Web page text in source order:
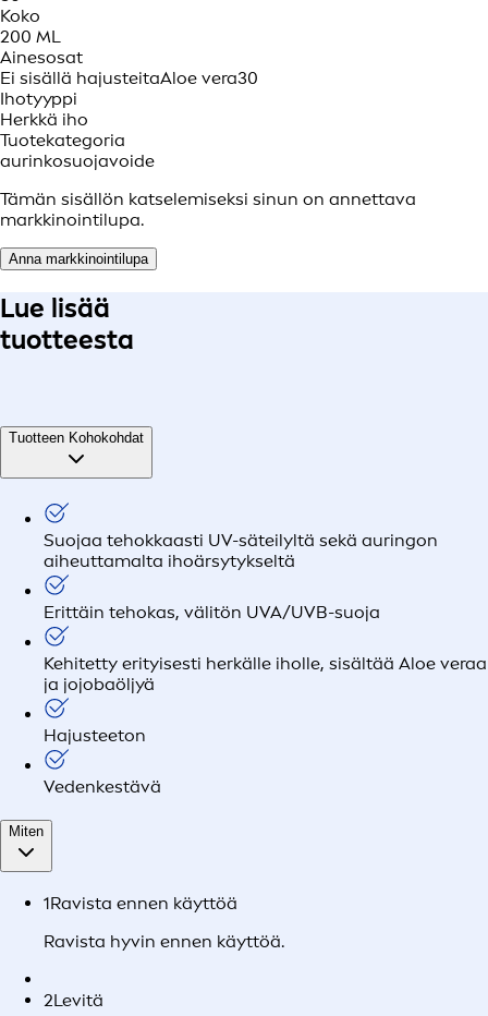
Koko
200 ML
Ainesosat
Ei sisällä hajusteitaAloe vera30
Ihotyyppi
Herkkä iho
Tuotekategoria
aurinkosuojavoide
Tämän sisällön katselemiseksi sinun on annettava
markkinointilupa.
Anna markkinointilupa
Lue lisää
tuotteesta
Tuotteen Kohokohdat
Suojaa tehokkaasti UV-säteilyltä sekä auringon
aiheuttamalta ihoärsytykseltä
Erittäin tehokas, välitön UVA/UVB-suoja
Kehitetty erityisesti herkälle iholle, sisältää Aloe veraa
ja jojobaöljyä
Hajusteeton
Vedenkestävä
Miten
1Ravista ennen käyttöä
Ravista hyvin ennen käyttöä.
2Levitä